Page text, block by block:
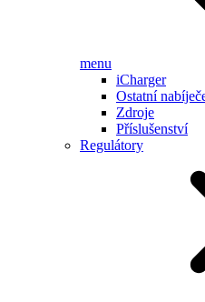
menu
iCharger
Ostatní
Zdroje
Příslušenství
Regulátory